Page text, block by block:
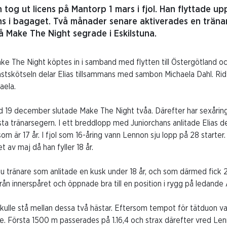
tog ut licens på Mantorp 1 mars i fjol. Han flyttade
i bagaget. Två månader senare aktiverades en
The Night segrade i Eskilstuna.
The Night köptes in i samband med flytten till Östergötland
delar Elias tillsammans med sambon Michaela Dahl.
19 december slutade Make The Night tvåa. Därefter har
tränarsegern. I ett breddlopp med Juniorchans anlitade Elias
är 17 år. I fjol som 16-åring vann Lennon sju lopp på 28
av maj då han fyller 18 år.
tränare som anlitade en kusk under 18 år, och som därmed
innerspåret och öppnade bra till en position i rygg på ledande
stå mellan dessa två hästar. Eftersom tempot för tätduon
Första 1500 m passerades på 1.16,4 och strax därefter vred